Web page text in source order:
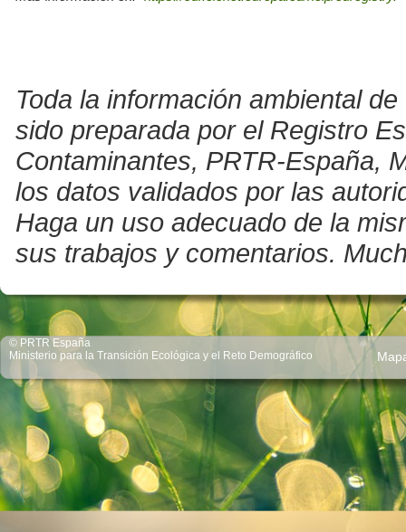
Toda la información ambiental
sido preparada por el Registro
Contaminantes, PRTR-España,
los datos validados por las
Haga un uso adecuado de la
sus trabajos y comentarios.
© PRTR España
Ministerio para la Transición Ecológica y el Reto Demográfico